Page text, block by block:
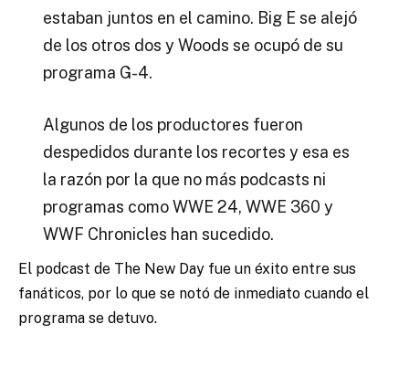
estaban juntos en el camino. Big E se alejó
de los otros dos y Woods se ocupó de su
programa G-4.
Algunos de los productores fueron
despedidos durante los recortes y esa es
la razón por la que no más podcasts ni
programas como WWE 24, WWE 360 y
WWF Chronicles han sucedido.
El podcast de The New Day fue un éxito entre sus
fanáticos, por lo que se notó de inmediato cuando el
programa se detuvo.